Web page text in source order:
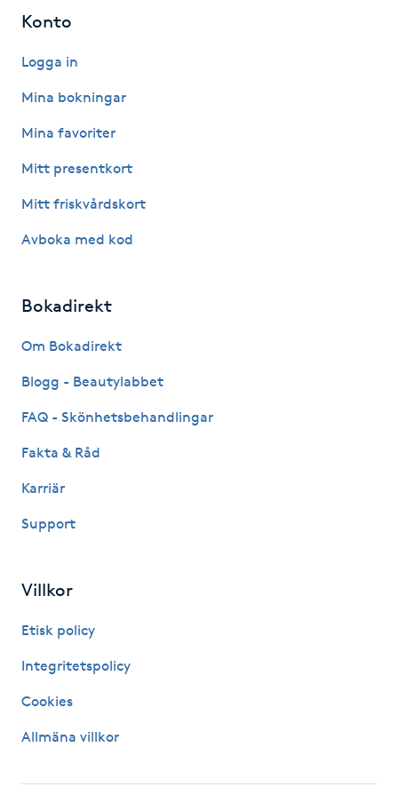
Fransk manikyr
Fransrengöring
Friskvård
Funktionsanalys
Föning
G
Gel naglar
Gelenaglar
Gellack
Gellack med förstärkning
Gravidyoga
Gruppträning
Konto
Logga in
Mina bokningar
Mina favoriter
Mitt presentkort
Mitt friskvårdskort
Avboka med kod
Bokadirekt
Om Bokadirekt
Blogg - Beautylabbet
FAQ - Skönhetsbehandlingar
Fakta & Råd
Karriär
Support
Villkor
Etisk policy
Integritetspolicy
Cookies
Allmäna villkor